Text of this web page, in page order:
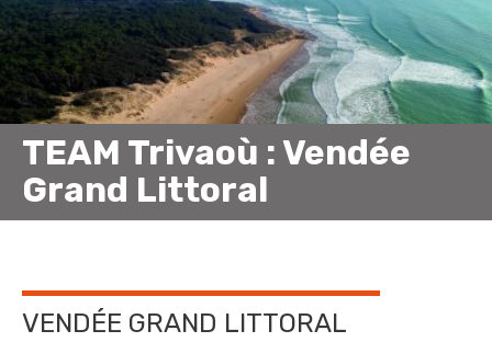
TEAM Trivaoù : Vendée
Grand Littoral
VENDÉE GRAND LITTORAL